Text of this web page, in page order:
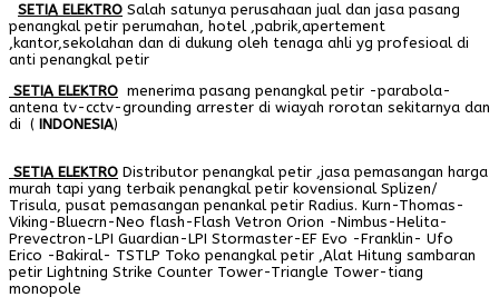
SETIA ELEKTRO Salah satunya perusahaan jual dan jasa pasang
penangkal petir perumahan, hotel ,pabrik,apertement
,kantor,sekolahan dan di dukung oleh tenaga ahli yg profesioal di
anti penangkal petir
SETIA ELEKTRO menerima pasang penangkal petir -parabola-
antena tv-cctv-grounding arrester di wiayah rorotan sekitarnya dan
di ( INDONESIA)
SETIA ELEKTRO Distributor penangkal petir ,jasa pemasangan harga
murah tapi yang terbaik penangkal petir kovensional Splizen/
Trisula, pusat pemasangan penankal petir Radius. Kurn-Thomas-
Viking-Bluecrn-Neo flash-Flash Vetron Orion -Nimbus-Helita-
Prevectron-LPI Guardian-LPI Stormaster-EF Evo -Franklin- Ufo
Erico -Bakiral- TSTLP Toko penangkal petir ,Alat Hitung sambaran
petir Lightning Strike Counter Tower-Triangle Tower-tiang
monopole